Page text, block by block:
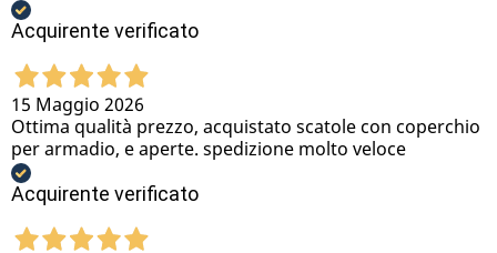
Acquirente verificato
15 Maggio 2026
Ottima qualità prezzo, acquistato scatole con coperchio
per armadio, e aperte. spedizione molto veloce
Acquirente verificato